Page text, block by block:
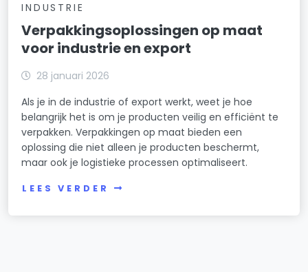
INDUSTRIE
Verpakkingsoplossingen op maat
voor industrie en export
28 januari 2026
Als je in de industrie of export werkt, weet je hoe
belangrijk het is om je producten veilig en efficiënt te
verpakken. Verpakkingen op maat bieden een
oplossing die niet alleen je producten beschermt,
maar ook je logistieke processen optimaliseert.
LEES VERDER